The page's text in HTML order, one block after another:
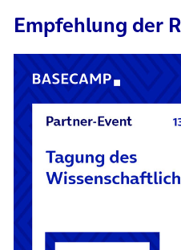
Empfehlung der